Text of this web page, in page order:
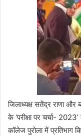
जिलाध्यक्ष सतेंद्र राणा और
के ‘परीक्षा पर चर्चा-
कॉलेज पुरोला में प्रतिभाग